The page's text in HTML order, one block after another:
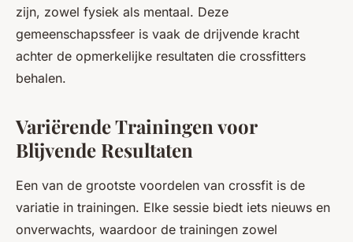
zijn, zowel fysiek als mentaal. Deze
gemeenschapssfeer is vaak de drijvende kracht
achter de opmerkelijke resultaten die crossfitters
behalen.
Variërende Trainingen voor
Blijvende Resultaten
Een van de grootste voordelen van crossfit is de
variatie in trainingen. Elke sessie biedt iets nieuws en
onverwachts, waardoor de trainingen zowel